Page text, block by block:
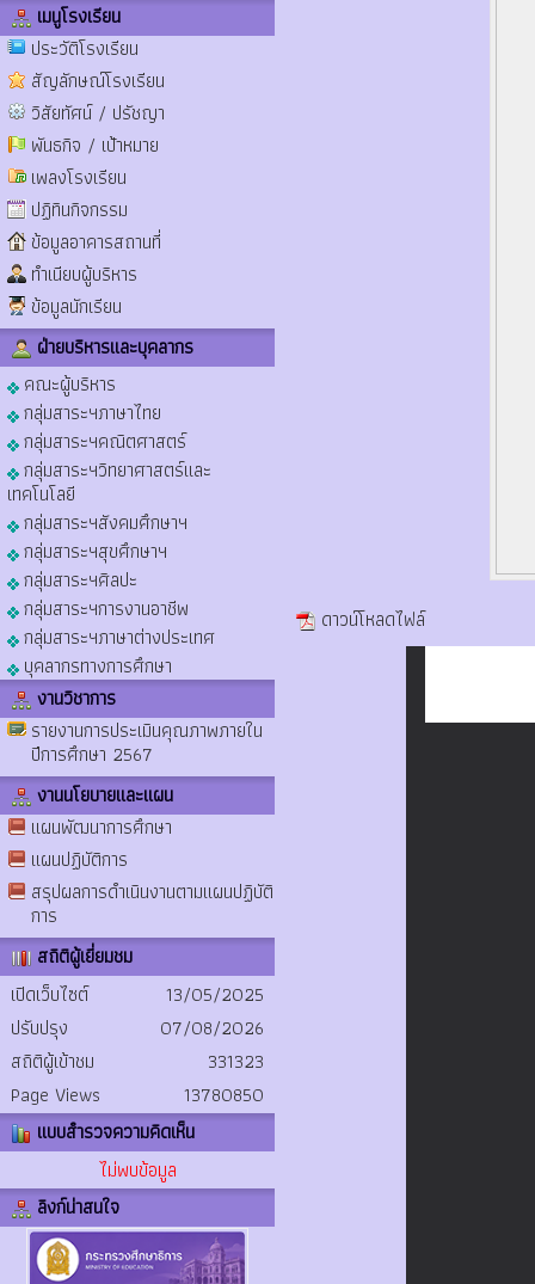
เมนูโรงเรียน
ประวัติโรงเรียน
สัญลักษณ์โรงเรียน
วิสัยทัศน์ / ปรัชญา
พันธกิจ / เป้าหมาย
เพลงโรงเรียน
ปฏิทินกิจกรรม
ข้อมูลอาคารสถานที่
ทำเนียบผู้บริหาร
ข้อมูลนักเรียน
ฝ่ายบริหารและบุคลากร
คณะผู้บริหาร
กลุ่มสาระฯภาษาไทย
กลุ่มสาระฯคณิตศาสตร์
กลุ่มสาระฯวิทยาศาสตร์และ
เทคโนโลยี
กลุ่มสาระฯสังคมศึกษาฯ
กลุ่มสาระฯสุขศึกษาฯ
กลุ่มสาระฯศิลปะ
กลุ่มสาระฯการงานอาชีพ
กลุ่มสาระฯภาษาต่างประเทศ
บุคลากรทางการศึกษา
งานวิชาการ
รายงานการประเมินคุณภาพภายใน
ปีการศึกษา 2567
งานนโยบายและแผน
แผนพัฒนาการศึกษา
แผนปฏิบัติการ
สรุปผลการดำเนินงานตามแผนปฏิบัติ
การ
สถิติผู้เยี่ยมชม
เปิดเว็บไซต์
13/05/2025
ปรับปรุง
07/08/2026
สถิติผู้เข้าชม
331323
Page Views
13780850
แบบสำรวจความคิดเห็น
ไม่พบข้อมูล
ลิงก์น่าสนใจ
ดาวน์โหลดไฟล์